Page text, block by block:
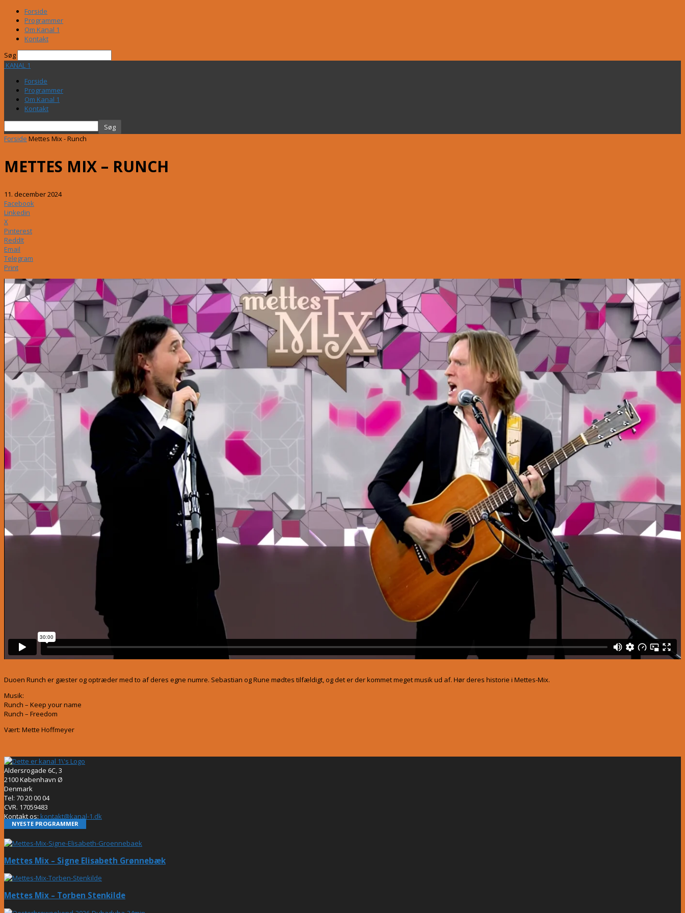
Forside
Programmer
Om Kanal 1
Kontakt
Søg
KANAL 1
Forside
Programmer
Om Kanal 1
Kontakt
Forside Mettes Mix - Runch
METTES MIX – RUNCH
11. december 2024
Facebook
Linkedin
X
Pinterest
ReddIt
Email
Telegram
Print
Duoen Runch er gæster og optræder med to af deres egne numre. Sebastian og Rune mødtes tilfældigt, og det er der kommet meget musik ud af. Hør deres historie i Mettes-Mix.
Musik:
Runch – Keep your name
Runch – Freedom
Vært: Mette Hoffmeyer
Aldersrogade 6C, 3
2100 København Ø
Denmark
Tel: 70 20 00 04
CVR. 17059483
Kontakt os: kontakt@kanal-1.dk
NYESTE PROGRAMMER
Mettes Mix – Signe Elisabeth Grønnebæk
Mettes Mix – Torben Stenkilde